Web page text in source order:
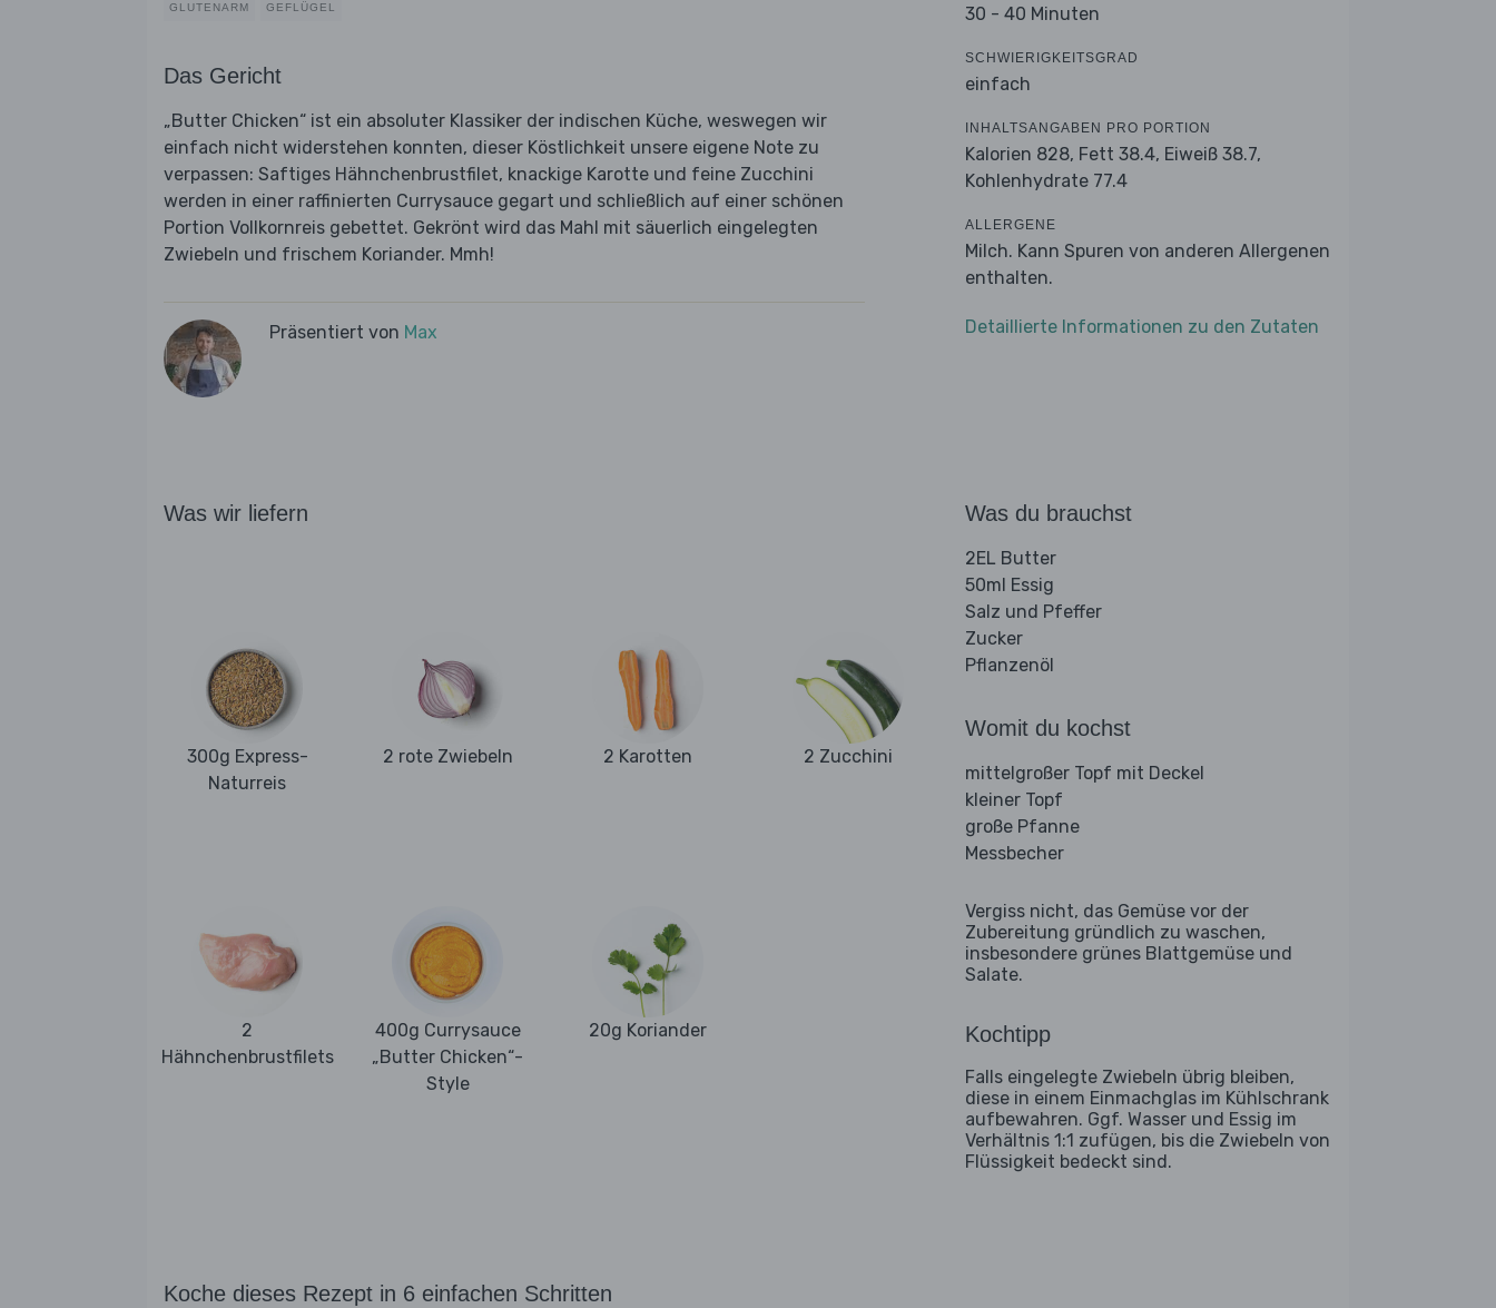
GLUTENARM GEFLÜGEL
Das Gericht
„Butter Chicken“ ist ein absoluter Klassiker der indischen Küche, weswegen wir
einfach nicht widerstehen konnten, dieser Köstlichkeit unsere eigene Note zu
verpassen: Saftiges Hähnchenbrustfilet, knackige Karotte und feine Zucchini
werden in einer raffinierten Currysauce gegart und schließlich auf einer schönen
Portion Vollkornreis gebettet. Gekrönt wird das Mahl mit säuerlich eingelegten
Zwiebeln und frischem Koriander. Mmh!
Präsentiert von Max
30 - 40 Minuten
SCHWIERIGKEITSGRAD
einfach
INHALTSANGABEN PRO PORTION
Kalorien 828, Fett 38.4, Eiweiß 38.7,
Kohlenhydrate 77.4
ALLERGENE
Milch. Kann Spuren von anderen Allergenen
enthalten.
Detaillierte Informationen zu den Zutaten
Was wir liefern
300g Express-
Naturreis
2 rote Zwiebeln 2 Karotten 2 Zucchini
2
Hähnchenbrustfilets
400g Currysauce
„Butter Chicken“-
Style
20g Koriander
Was du brauchst
2EL Butter
50ml Essig
Salz und Pfeffer
Zucker
Pflanzenöl
Womit du kochst
mittelgroßer Topf mit Deckel
kleiner Topf
große Pfanne
Messbecher
Vergiss nicht, das Gemüse vor der
Zubereitung gründlich zu waschen,
insbesondere grünes Blattgemüse und
Salate.
Kochtipp
Falls eingelegte Zwiebeln übrig bleiben,
diese in einem Einmachglas im Kühlschrank
aufbewahren. Ggf. Wasser und Essig im
Verhältnis 1:1 zufügen, bis die Zwiebeln von
Flüssigkeit bedeckt sind.
Koche dieses Rezept in 6 einfachen Schritten